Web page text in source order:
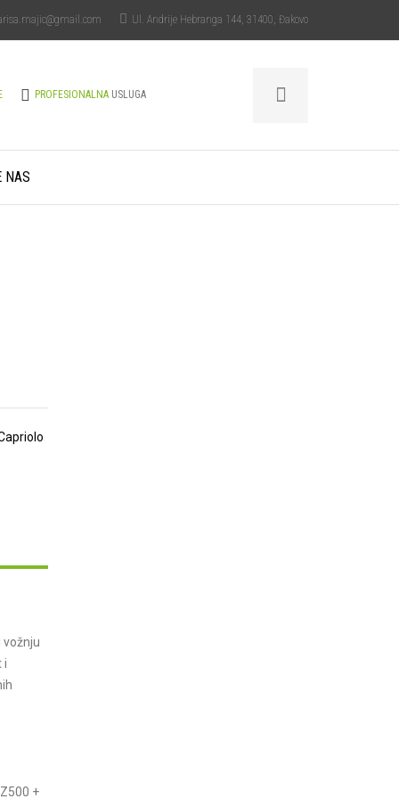
Ul. Andrije Hebranga 144, 31400, Đakovo
PROFESIONALNA USLUGA
NAS
vožnju
i
+